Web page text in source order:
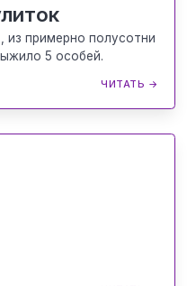
из примерно полусотни
5 особей.
ЧИТАТЬ →